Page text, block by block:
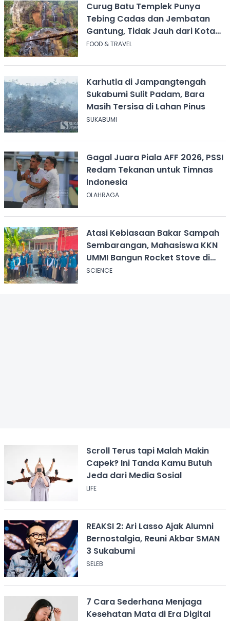
Curug Batu Templek Punya
Tebing Cadas dan Jembatan
Gantung, Tidak Jauh dari Kota
Bandung
FOOD & TRAVEL
Karhutla di Jampangtengah
Sukabumi Sulit Padam, Bara
Masih Tersisa di Lahan Pinus
SUKABUMI
Gagal Juara Piala AFF 2026, PSSI
Redam Tekanan untuk Timnas
Indonesia
OLAHRAGA
Atasi Kebiasaan Bakar Sampah
Sembarangan, Mahasiswa KKN
UMMI Bangun Rocket Stove di
Desa Pagelaran
SCIENCE
Scroll Terus tapi Malah Makin
Capek? Ini Tanda Kamu Butuh
Jeda dari Media Sosial
LIFE
REAKSI 2: Ari Lasso Ajak Alumni
Bernostalgia, Reuni Akbar SMAN
3 Sukabumi
SELEB
7 Cara Sederhana Menjaga
Kesehatan Mata di Era Digital